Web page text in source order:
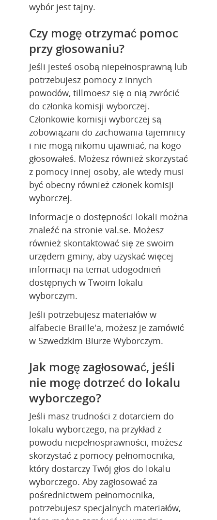
wybór jest tajny.
Czy mogę otrzymać pomoc
przy głosowaniu?
Jeśli jesteś osobą niepełnosprawną lub
potrzebujesz pomocy z innych
powodów, tillmoesz się o nią zwrócić
do członka komisji wyborczej.
Członkowie komisji wyborczej są
zobowiązani do zachowania tajemnicy
i nie mogą nikomu ujawniać, na kogo
głosowałeś. Możesz również skorzystać
z pomocy innej osoby, ale wtedy musi
być obecny również członek komisji
wyborczej.
Informacje o dostępności lokali można
znaleźć na stronie val.se. Możesz
również skontaktować się ze swoim
urzędem gminy, aby uzyskać więcej
informacji na temat udogodnień
dostępnych w Twoim lokalu
wyborczym.
Jeśli potrzebujesz materiałów w
alfabecie Braille'a, możesz je zamówić
w Szwedzkim Biurze Wyborczym.
Jak mogę zagłosować, jeśli
nie mogę dotrzeć do lokalu
wyborczego?
Jeśli masz trudności z dotarciem do
lokalu wyborczego, na przykład z
powodu niepełnosprawności, możesz
skorzystać z pomocy pełnomocnika,
który dostarczy Twój głos do lokalu
wyborczego. Aby zagłosować za
pośrednictwem pełnomocnika,
potrzebujesz specjalnych materiałów,